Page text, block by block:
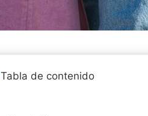
Tabla de contenido